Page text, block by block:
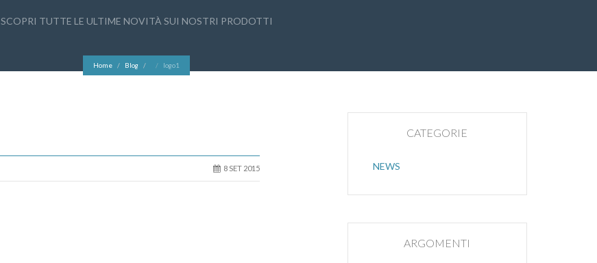
SCOPRI TUTTE LE ULTIME NOVITÀ SUI NOSTRI PRODOTTI
Home Blog logo1
8 SET 2015
CATEGORIE
NEWS
ARGOMENTI